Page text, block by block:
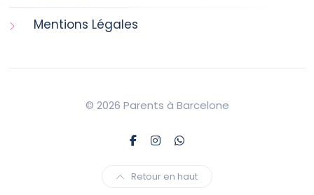
Mentions Légales
© 2026 Parents à Barcelone
Retour en haut